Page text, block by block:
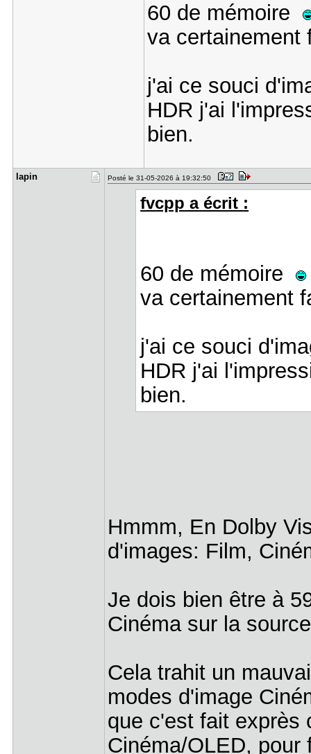
60 de mémoire
va
j'ai ce souci
HDR j'ai
bien.
lapin Posté le 31-05-2026 à 19:32:50
fvcpp a écrit :
60 de mémoire
va certainement
j'ai ce souci
HDR j'ai
bien.
Hmmm, En Dolby
d'images: Film,
Je dois bien être à
Cinéma sur la
Cela trahit un
modes d'image
que c'est fait exprès
Cinéma/OLED, pour